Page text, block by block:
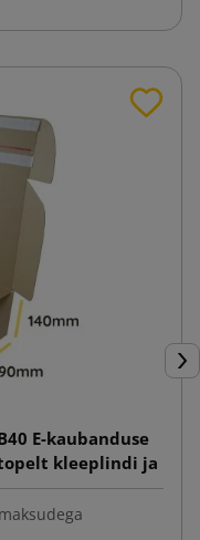
E-kaubanduse
kleeplindi ja